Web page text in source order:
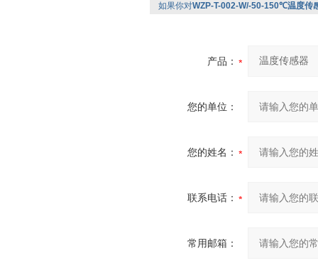
如果你对WZP-T-002-W/-50-150℃温度传
产品：
您的单位：
您的姓名：
联系电话：
常用邮箱：